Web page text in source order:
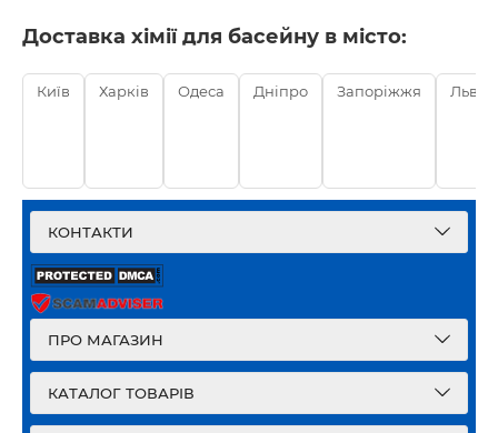
Доставка хімії для басейну в місто:
Київ Харків Одеса Дніпро Запоріжжя Львів
КОНТАКТИ
ПРО МАГАЗИН
КАТАЛОГ ТОВАРІВ